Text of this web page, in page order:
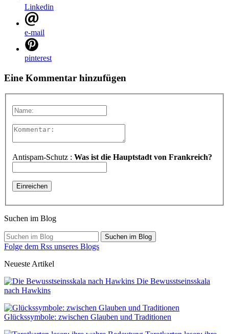
Linkedin
e-mail
pinterest
Eine Kommentar hinzufügen
Antispam-Schutz : Was ist die Hauptstadt von Frankreich?
Suchen im Blog
Suchen im Blog
Folge dem Rss unseres Blogs
Neueste Artikel
Die Bewusstseinsskala
nach Hawkins
Glückssymbole: zwischen Glauben und Traditionen